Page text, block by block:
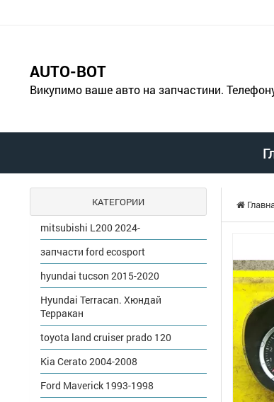
AUTO-BOT
Викупимо ваше авто на запчастини.
КАТЕГОРИИ
mitsubishi L200 2024-
запчасти ford ecosport
hyundai tucson 2015-2020
Hyundai Terracan. Хюндай
Терракан
toyota land cruiser prado 120
Kia Cerato 2004-2008
Ford Maverick 1993-1998